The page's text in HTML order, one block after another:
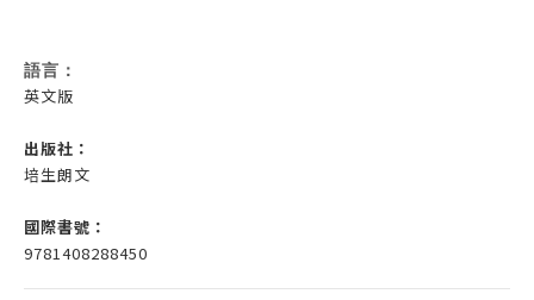
語言：
英文版
出版社：
培生朗文
國際書號：
9781408288450